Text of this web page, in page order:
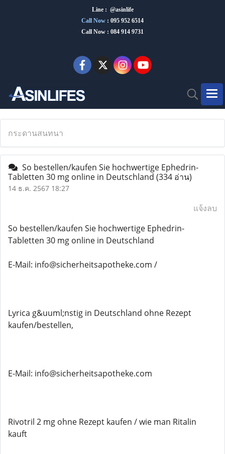
Line : @asinlife
Call Now : 095 952 6514
Call Now : 084 914 9731
กระดานสนทนา
So bestellen/kaufen Sie hochwertige Ephedrin-
Tabletten 30 mg online in Deutschland (334 อ่าน)
14 ธ.ค. 2567 18:27
แจ้งลบ
So bestellen/kaufen Sie hochwertige Ephedrin-
Tabletten 30 mg online in Deutschland
E-Mail: info@sicherheitsapotheke.com /
Lyrica g&uuml;nstig in Deutschland ohne Rezept
kaufen/bestellen,
E-Mail: info@sicherheitsapotheke.com
Rivotril 2 mg ohne Rezept kaufen / wie man Ritalin
kauft